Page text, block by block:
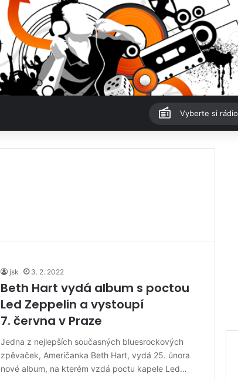
Vyberte si rádio
jsk 3. 2. 2022
Beth Hart vydá album s poctou
Led Zeppelin a vystoupí
7. června v Praze
Jedna z nejlepších současných bluesrockových
zpěvaček, Američanka Beth Hart, vydá 25. února
nové album, na kterém vzdá poctu kapele Led…